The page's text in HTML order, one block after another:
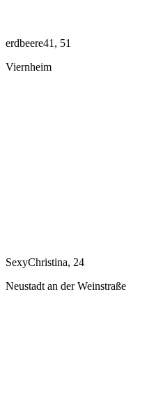
erdbeere41, 51
Viernheim
SexyChristina, 24
Neustadt an der Weinstraße